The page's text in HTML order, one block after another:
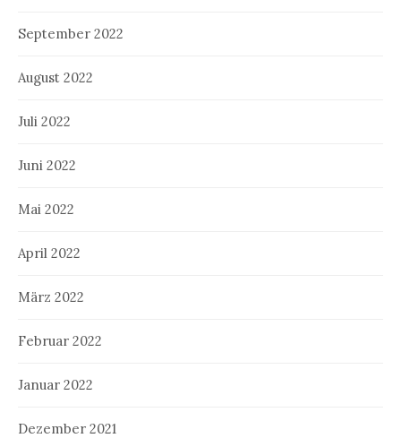
September 2022
August 2022
Juli 2022
Juni 2022
Mai 2022
April 2022
März 2022
Februar 2022
Januar 2022
Dezember 2021